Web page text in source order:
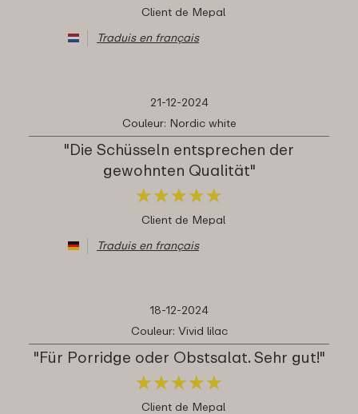
Client de Mepal
Traduis en français
21-12-2024
Couleur: Nordic white
"Die Schüsseln entsprechen der
gewohnten Qualität"
★★★★★
★★★★★
Client de Mepal
Traduis en français
18-12-2024
Couleur: Vivid lilac
"Für Porridge oder Obstsalat. Sehr gut!"
★★★★★
★★★★★
Client de Mepal